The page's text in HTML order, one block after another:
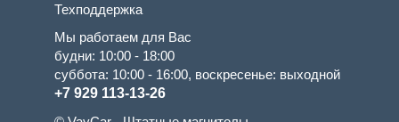
Техподдержка
Мы работаем для Вас
будни: 10:00 - 18:00
суббота: 10:00 - 16:00, воскресенье: выходной
+7 929 113-13-26